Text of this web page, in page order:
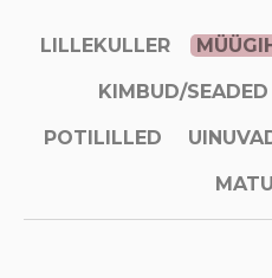
LILLEKULLER
KIMBUD/SEADED
POTILILLED